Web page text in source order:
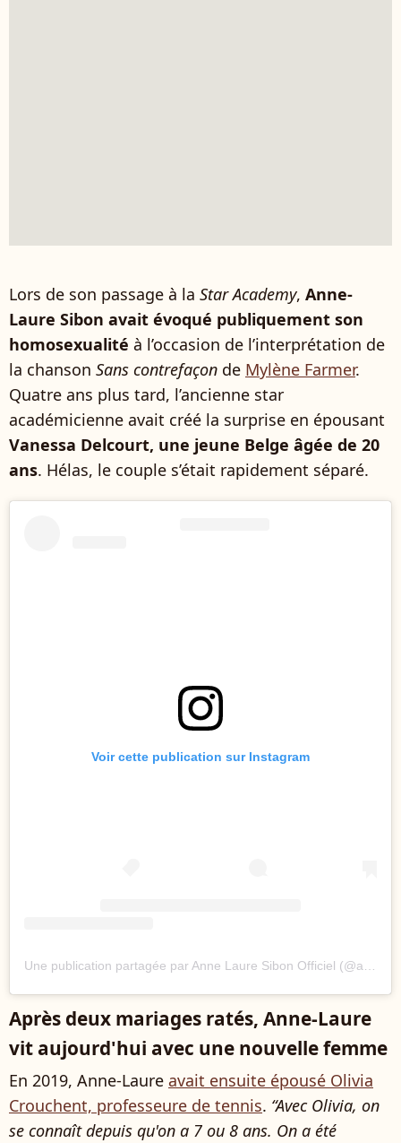
Lors de son passage à la Star Academy, Anne-
Laure Sibon avait évoqué publiquement son
homosexualité à l’occasion de l’interprétation de
la chanson Sans contrefaçon de Mylène Farmer.
Quatre ans plus tard, l’ancienne star
académicienne avait créé la surprise en épousant
Vanessa Delcourt, une jeune Belge âgée de 20
ans. Hélas, le couple s’était rapidement séparé.
Voir cette publication sur Instagram
Après deux mariages ratés, Anne-Laure
vit aujourd'hui avec une nouvelle femme
En 2019, Anne-Laure avait ensuite épousé Olivia
Crouchent, professeure de tennis. “Avec Olivia, on
se connaît depuis qu'on a 7 ou 8 ans. On a été